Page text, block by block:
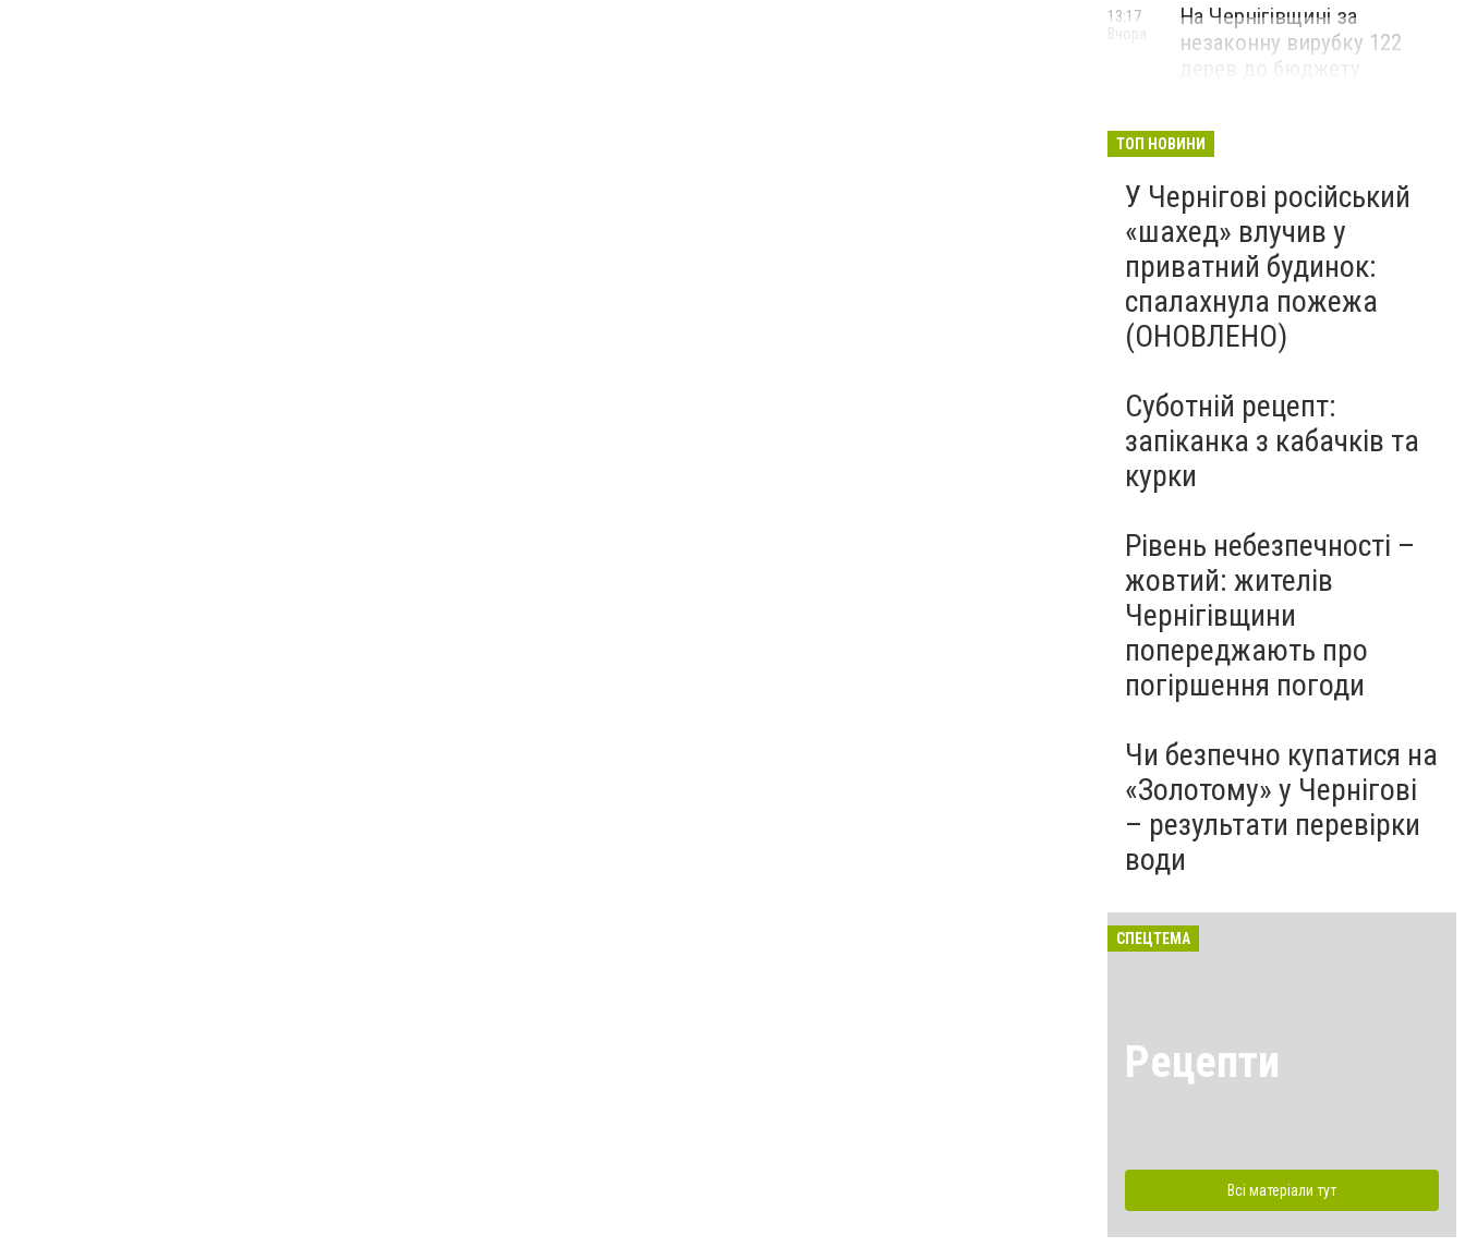
На Чернігівщині за
незаконну вирубку 122
дерев до бюджету
13:17
Вчора
ТОП НОВИНИ
У Чернігові російський
«шахед» влучив у
приватний будинок:
спалахнула пожежа
(ОНОВЛЕНО)
Суботній рецепт:
запіканка з кабачків та
курки
Рівень небезпечності –
жовтий: жителів
Чернігівщини
попереджають про
погіршення погоди
Чи безпечно купатися на
«Золотому» у Чернігові
– результати перевірки
води
СПЕЦТЕМА
Рецепти
Всі матеріали тут